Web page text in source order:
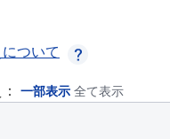
ついて
一部表示 全て表示